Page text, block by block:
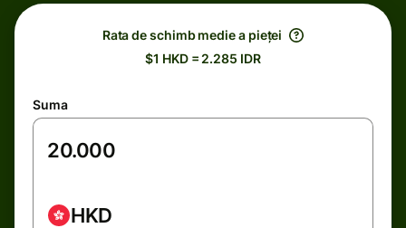
Rata de schimb medie a pieței
$1 HKD = 2.285 IDR
Suma
HKD